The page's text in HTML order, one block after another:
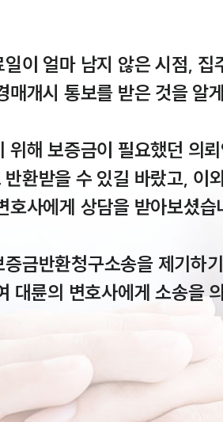
이 얼마 남지 않은 시점, 집
매개시 통보를 받은 것을 알
위해 보증금이 필요했던 의
환받을 수 있길 바랐고, 이
호사에게 상담을 받아보셨습
금반환청구소송을 제기하
대륜의 변호사에게 소송을